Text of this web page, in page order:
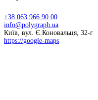
+38 063 966 90 00
info@polygraph.ua
Київ, вул. Є.Коновальця, 32-г
https://google-maps